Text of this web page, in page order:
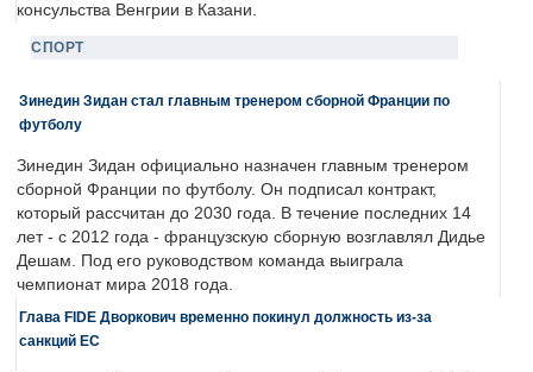
консульства Венгрии в Казани.
СПОРТ
Зинедин Зидан стал главным тренером сборной Франции по
футболу
Зинедин Зидан официально назначен главным тренером
сборной Франции по футболу. Он подписал контракт,
который рассчитан до 2030 года. В течение последних 14
лет - с 2012 года - французскую сборную возглавлял Дидье
Дешам. Под его руководством команда выиграла
чемпионат мира 2018 года.
Глава FIDE Дворкович временно покинул должность из-за
санкций ЕС